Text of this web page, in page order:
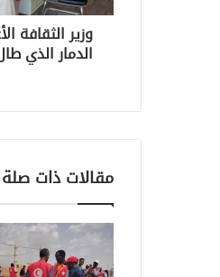
وزير الثقافة
الدمار الذي
مقالات ذات صلة